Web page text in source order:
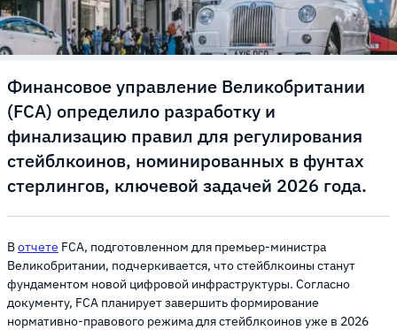
Финансовое управление Великобритании
(FCA) определило разработку и
финализацию правил для регулирования
стейблкоинов, номинированных в фунтах
стерлингов, ключевой задачей 2026 года.
Вотчете FCA, подготовленном для премьер-министра
Великобритании, подчеркивается, что стейблкоины станут
фундаментом новой цифровой инфраструктуры. Согласно
документу, FCA планирует завершить формирование
нормативно-правового режима для стейблкоинов уже в 2026